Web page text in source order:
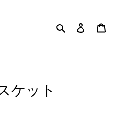
検索 ログイン
ケット